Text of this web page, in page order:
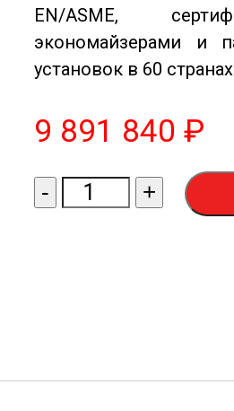
EN/ASME,
экономайзерами и
установок в 60
9 891 840 ₽
-
Количество
товара
+